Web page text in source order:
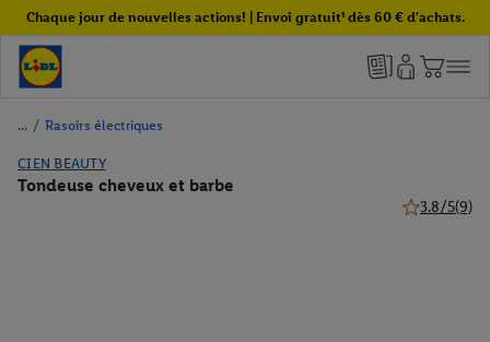
Chaque jour de nouvelles actions! | Envoi gratuit¹ dès 60 € d'achats.
/ Rasoirs électriques
CIEN BEAUTY
Tondeuse cheveux et barbe
3.8/5(9)